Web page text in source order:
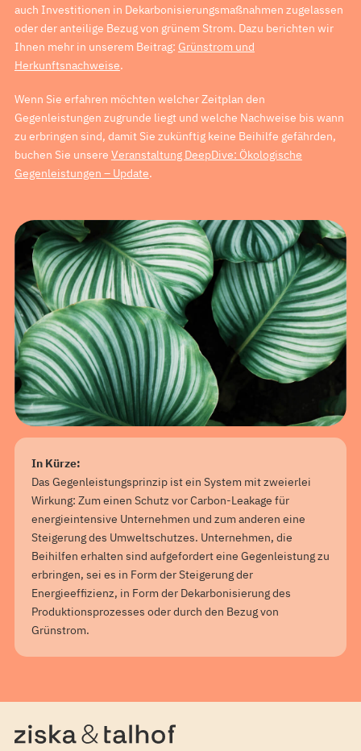
auch Investitionen in Dekarbonisierungsmaßnahmen zugelassen
oder der anteilige Bezug von grünem Strom. Dazu berichten wir
Ihnen mehr in unserem Beitrag: Grünstrom und
Herkunftsnachweise.
Wenn Sie erfahren möchten welcher Zeitplan den
Gegenleistungen zugrunde liegt und welche Nachweise bis wann
zu erbringen sind, damit Sie zukünftig keine Beihilfe gefährden,
buchen Sie unsere Veranstaltung DeepDive: Ökologische
Gegenleistungen – Update.
In Kürze:
Das Gegenleistungsprinzip ist ein System mit zweierlei
Wirkung: Zum einen Schutz vor Carbon-Leakage für
energieintensive Unternehmen und zum anderen eine
Steigerung des Umweltschutzes. Unternehmen, die
Beihilfen erhalten sind aufgefordert eine Gegenleistung zu
erbringen, sei es in Form der Steigerung der
Energieeffizienz, in Form der Dekarbonisierung des
Produktionsprozesses oder durch den Bezug von
Grünstrom.